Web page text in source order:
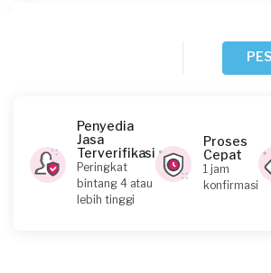
Maria Avila requested Service
2 hari yang lalu
Penyedia
Jasa
Terverifikasi
Peringkat
bintang 4 atau
lebih tinggi
Proses
Cepat
1 jam
konfirmasi